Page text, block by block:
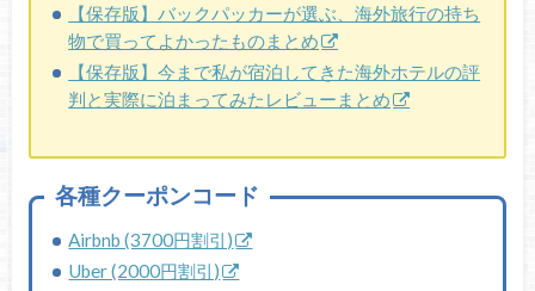
【保存版】バックパッカーが選ぶ、海外旅行の持ち
物で買ってよかったものまとめ
【保存版】今まで私が宿泊してきた海外ホテルの評
判と実際に泊まってみたレビューまとめ
各種クーポンコード
Airbnb (3700円割引)
Uber (2000円割引)